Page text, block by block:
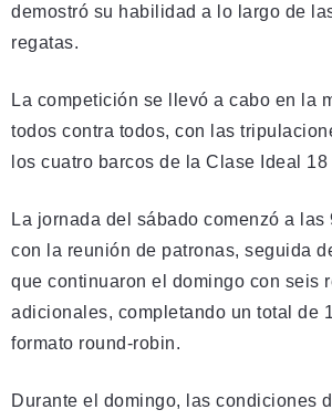
demostró su habilidad a lo largo de
regatas.
La competición se llevó a cabo en la
todos contra todos, con las
los cuatro barcos de la Clase Ideal
La jornada del sábado comenzó a las
con la reunión de patronas, seguida
que continuaron el domingo con seis
adicionales, completando un total de
formato round-robin.
Durante el domingo, las condiciones